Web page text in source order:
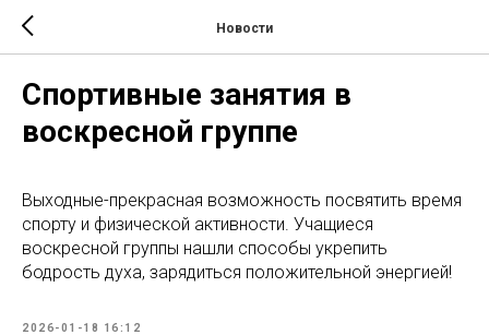
Новости
Спортивные занятия в
воскресной группе
Выходные-прекрасная возможность посвятить время
спорту и физической активности. Учащиеся
воскресной группы нашли способы укрепить
бодрость духа, зарядиться положительной энергией!
2026-01-18 16:12